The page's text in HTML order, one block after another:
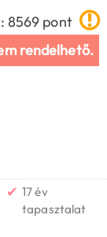
8569 pont
rendelhető.
✔ 17 év
tapasztalat